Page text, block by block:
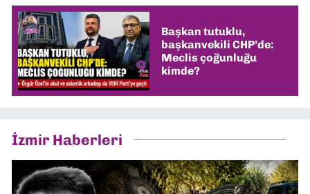
Başkan tutuklu,
başkanvekili CHP’de:
Meclis çoğunluğu
kimde?
İzmir Haberleri